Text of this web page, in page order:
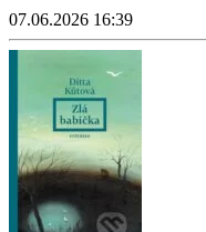
07.06.2026 16:39